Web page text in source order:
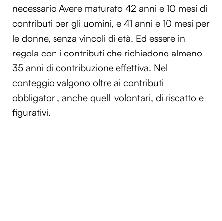
necessario Avere maturato 42 anni e 10 mesi di
contributi per gli uomini, e 41 anni e 10 mesi per
le donne, senza vincoli di età. Ed essere in
regola con i contributi che richiedono almeno
35 anni di contribuzione effettiva. Nel
conteggio valgono oltre ai contributi
obbligatori, anche quelli volontari, di riscatto e
figurativi.